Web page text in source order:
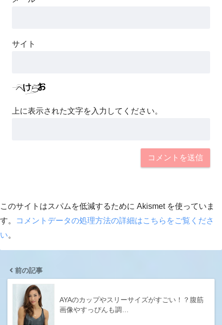
サイト
上に表示された文字を入力してください。
このサイトはスパムを低減するために Akismet を使っていま
す。
コメントデータの処理方法の詳細はこちらをご覧くださ
い。
前の記事
AYAのカップやスリーサイズがすごい！？腹筋
画像やすっぴんも調…